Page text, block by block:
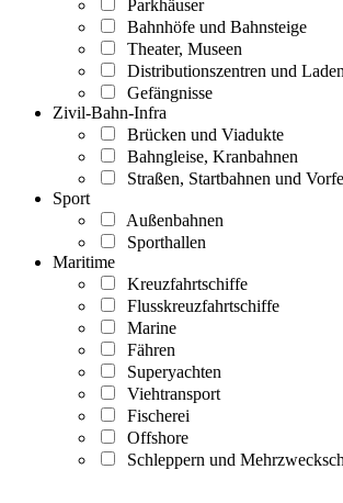
Parkhäuser
Bahnhöfe und Bahnsteige
Theater, Museen
Distributionszentren und
Gefängnisse
Zivil-Bahn-Infra
Brücken und Viadukte
Bahngleise, Kranbahnen
Straßen, Startbahnen und
Sport
Außenbahnen
Sporthallen
Maritime
Kreuzfahrtschiffe
Flusskreuzfahrtschiffe
Marine
Fähren
Superyachten
Viehtransport
Fischerei
Offshore
Schleppern und